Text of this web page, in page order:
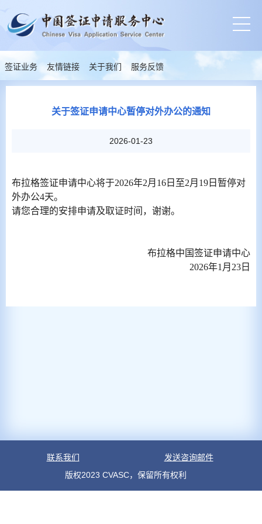
签证业务 友情链接 关于我们 服务反馈
关于签证申请中心暂停对外办公的通知
2026-01-23
布拉格签证申请中心将于2026年2月16日至2月19日暂停对
外办公4天。
请您合理的安排申请及取证时间，谢谢。
布拉格中国签证申请中心
2026年1月23日
联系我们
发送咨询邮件
版权2023 CVASC，保留所有权利